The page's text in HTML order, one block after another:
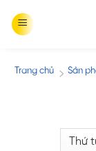
Trang chủ / Sản